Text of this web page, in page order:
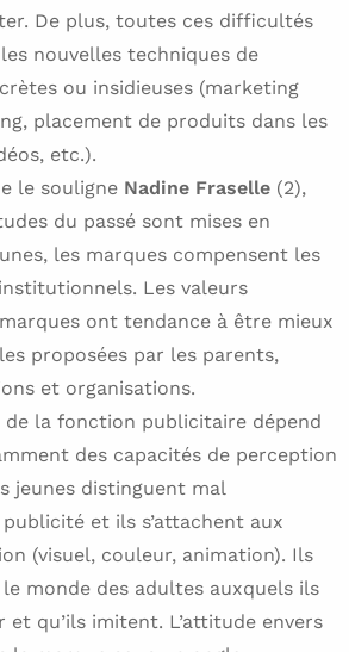
De plus, toutes ces difficultés
nouvelles techniques de
ou insidieuses (marketing
placement de produits dans les
etc.).
le souligne Nadine Fraselle (2),
du passé sont mises en
les marques compensent les
Les valeurs
ont tendance à être mieux
proposées par les parents,
et organisations.
de la fonction publicitaire dépend
des capacités de perception
jeunes distinguent mal
et ils s’attachent aux
(visuel, couleur, animation). Ils
monde des adultes auxquels ils
et qu’ils imitent. L’attitude envers